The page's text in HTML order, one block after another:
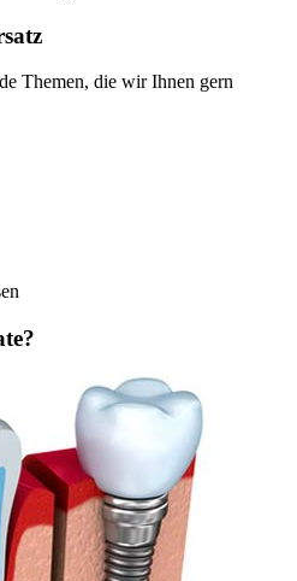
Themen, die wir Ihnen gern